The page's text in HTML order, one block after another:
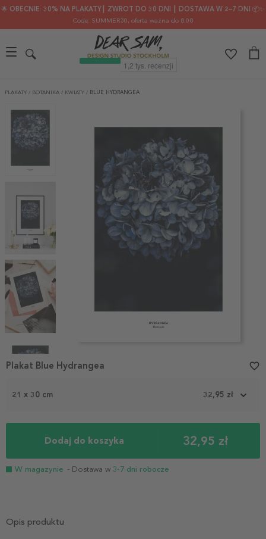
🌟 OBECNIE: 30% NA PLAKATY┃ ZWROT DO 30 DNI ┃ DOSTAWA W 2–7 DNI 📦✨
Code: SUMMER30, oferta ważna do 8.08
PLAKATY / BOTANIKA / KWIATY / BLUE HYDRANGEA
1
21 x 30 cm 32,95 zł
Dodaj do koszyka 32,95 zł
W magazynie - Dostawa w 3-7 dni robocze
Plakat Blue Hydrangea favorite_border
Opis produktu